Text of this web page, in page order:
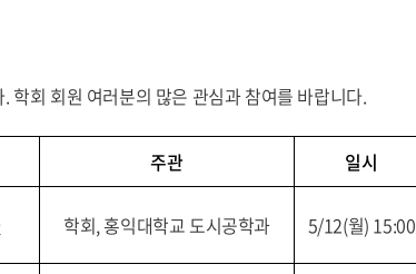
학회 회원 여러분의 많은 관심과 참여를 바랍니다.
주관 일시
학회, 홍익대학교 도시공학과 5/12(월) 15:00